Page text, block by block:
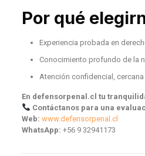
Por qué
Experiencia probada en
Conocimiento profundo de la
Atención confidencial,
En defensorpenal.cl tu
Contáctanos para una
Web: www.defensorpenal.cl
WhatsApp: +56 9 32941173